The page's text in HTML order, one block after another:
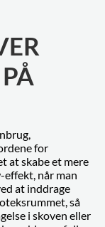
for
at skabe et mere
effekt, når man
at inddrage
så
i skoven eller